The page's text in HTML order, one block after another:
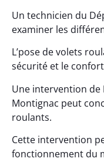
Un technicien du
examiner les
L’pose de volets
sécurité et le
Une intervention de
Montignac peut
roulants.
Cette intervention
fonctionnement du